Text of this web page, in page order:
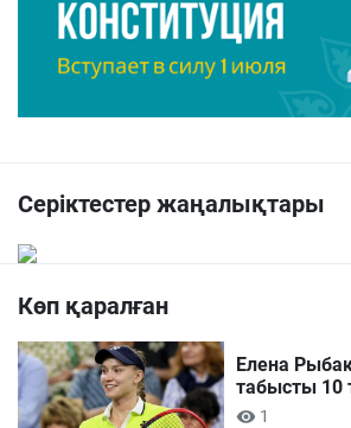
Серіктестер жаңалықтары
Көп қаралған
Елена
табысты 10
1